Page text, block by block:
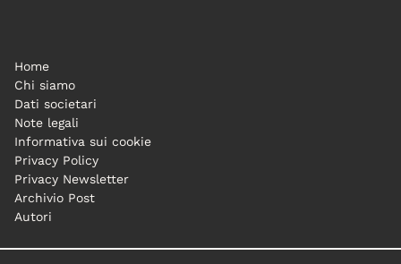
Home
Chi siamo
Dati societari
Note legali
Informativa sui cookie
Privacy Policy
Privacy Newsletter
Archivio Post
Autori